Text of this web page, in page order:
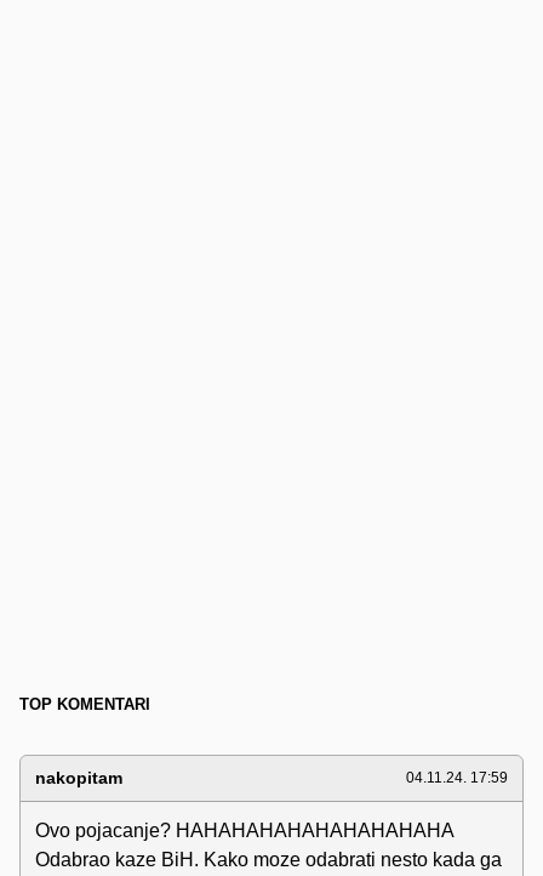
TOP KOMENTARI
nakopitam 04.11.24. 17:59
Ovo pojacanje? HAHAHAHAHAHAHAHAHAHA
Odabrao kaze BiH. Kako moze odabrati nesto kada ga